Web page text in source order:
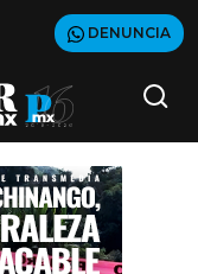
DENUNCIA